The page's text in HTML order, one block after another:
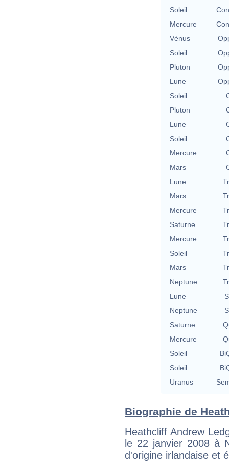
Soleil
Mercure
Vénus
Soleil
Pluton
Lune
Soleil
Pluton
Lune
Soleil
Mercure
Mars
Lune
Mars
Mercure
Saturne
Mercure
Soleil
Mars
Neptune
Lune
Neptune
Saturne
Mercure
Soleil
Soleil
Uranus
Biographie de
Heathcliff Andrew
le 22 janvier 2008 à
d'origine irlandaise et